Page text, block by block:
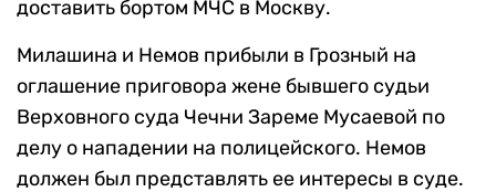
доставить бортом МЧС в Москву.
Милашина и Немов прибыли в Грозный на
оглашение приговора жене бывшего судьи
Верховного суда Чечни Зареме Мусаевой по
делу о нападении на полицейского. Немов
должен был представлять ее интересы в суде.